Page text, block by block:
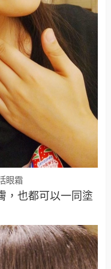
眼霜
，也都可以一同塗